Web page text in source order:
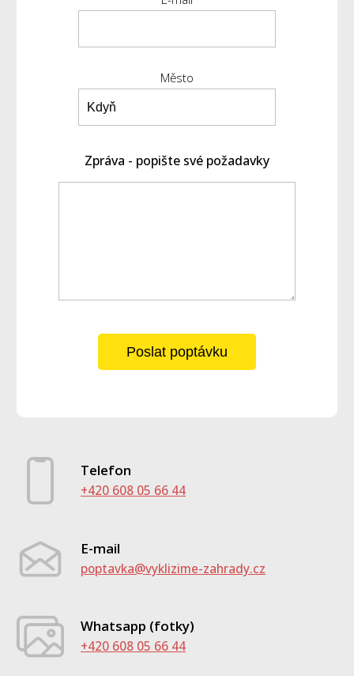
Město
Zpráva - popište své požadavky
Poslat poptávku
Telefon
+420 608 05 66 44
E-mail
poptavka@vyklizime-zahrady.cz
Whatsapp (fotky)
+420 608 05 66 44